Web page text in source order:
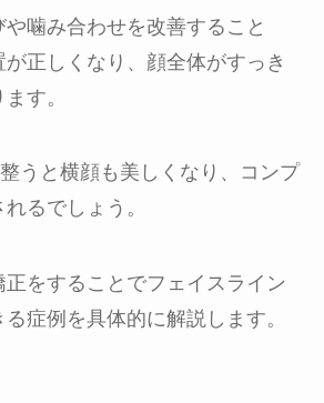
噛み合わせを改善すること
正しくなり、顔全体がすっき
す。
うと横顔も美しくなり、コンプ
るでしょう。
正をすることでフェイスライン
症例を具体的に解説します。